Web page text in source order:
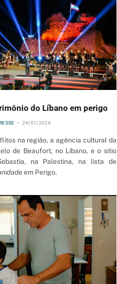
do Líbano em perigo
24/07/2026
na região, a agência cultural da
de Beaufort, no Líbano, e o sítio
na Palestina, na lista de
em Perigo.